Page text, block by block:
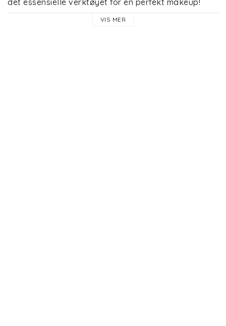
det essensielle verktøyet for en perfekt makeup!
VIS MER